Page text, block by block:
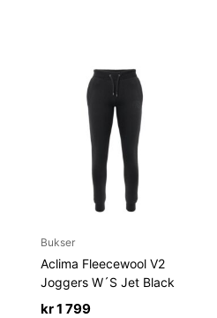
Bukser
Aclima Fleecewool V2
Joggers W´S Jet Black
kr1 799